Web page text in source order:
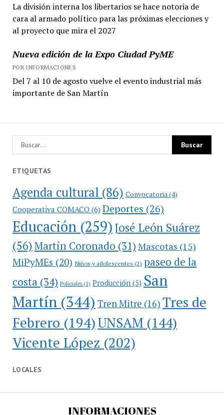
La división interna los libertarios se hace notoria de
cara al armado político para las próximas elecciones y
al proyecto que mira el 2027
Nueva edición de la Expo Ciudad PyME
POR INFORMACIONES
Del 7 al 10 de agosto vuelve el evento industrial más
importante de San Martín
ETIQUETAS
Agenda cultural (86) Convocatoria (4)
Cooperativa COMACO(6) Deportes (26)
Educación(259)José León Suárez
(56)Martín Coronado (31) Mascotas (15)
MiPyMEs (20) Niños y adolescentes (2) paseo de la
costa(34) Policiales(1) Producción(5) San
Martín(344) Tren Mitre (16) Tres de
Febrero (194)UNSAM (144)
Vicente López (202)
LOCALES
INFORMACIONES